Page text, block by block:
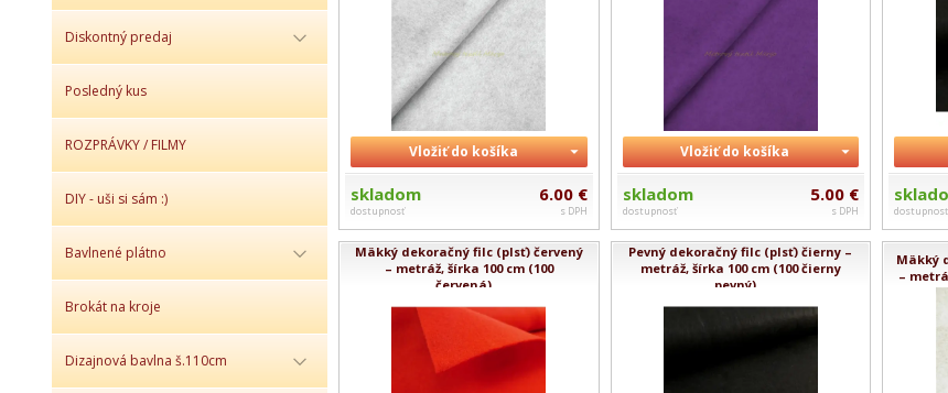
Diskontný predaj
Posledný kus
ROZPRÁVKY / FILMY
DIY - uši si sám :)
Bavlnené plátno
Brokát na kroje
Dizajnová bavlna š.110cm
Vložiť do košíka
skladom
dostupnosť
6.00 €
s DPH
Vložiť do košíka
skladom
dostupnosť
5.00 €
s DPH dostupnosť
Mäkký dekoračný filc (plsť) červený
– metráž, šírka 100 cm (100
červená)...
Pevný dekoračný filc (plsť) čierny –
metráž, šírka 100 cm (100 čierny
pevný)...
Mäkký
–